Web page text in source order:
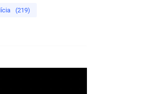
(219)